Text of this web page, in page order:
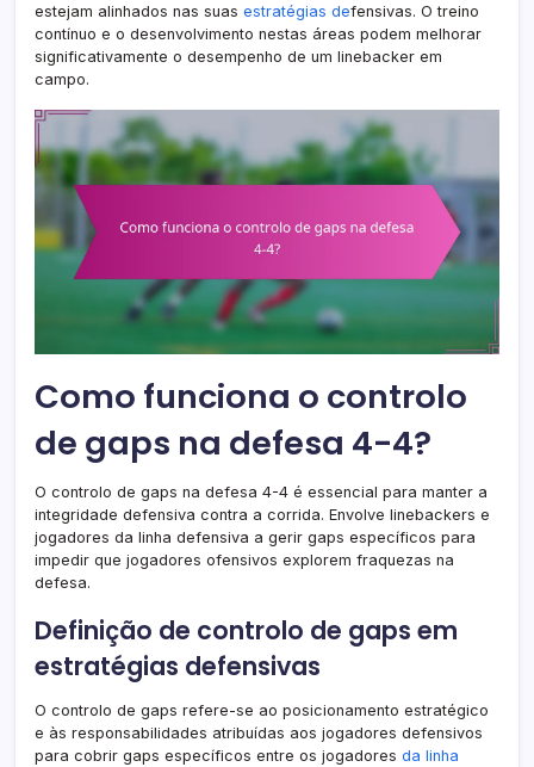
estejam alinhados nas suas estratégias defensivas. O treino
contínuo e o desenvolvimento nestas áreas podem melhorar
significativamente o desempenho de um linebacker em
campo.
Como funciona o controlo
de gaps na defesa 4-4?
O controlo de gaps na defesa 4-4 é essencial para manter a
integridade defensiva contra a corrida. Envolve linebackers e
jogadores da linha defensiva a gerir gaps específicos para
impedir que jogadores ofensivos explorem fraquezas na
defesa.
Definição de controlo de gaps em
estratégias defensivas
O controlo de gaps refere-se ao posicionamento estratégico
e às responsabilidades atribuídas aos jogadores defensivos
para cobrir gaps específicos entre os jogadores da linha